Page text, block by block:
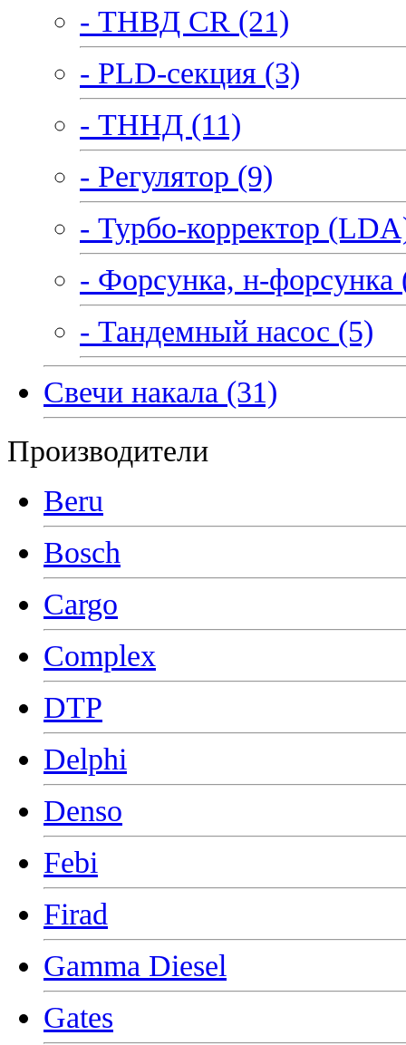
- ТНВД CR (21)
- PLD-секция (3)
- ТННД (11)
- Регулятор (9)
- Турбо-корректор
- Форсунка, н-форсунка
- Тандемный насос (5)
Свечи накала (31)
Производители
Beru
Bosch
Cargo
Complex
DTP
Delphi
Denso
Febi
Firad
Gamma Diesel
Gates